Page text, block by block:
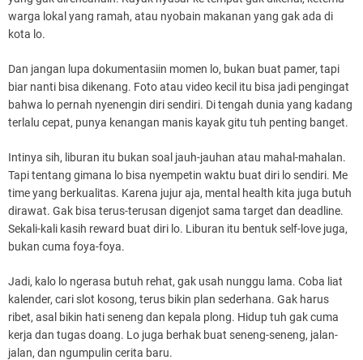
warga lokal yang ramah, atau nyobain makanan yang gak ada di
kota lo.
Dan jangan lupa dokumentasiin momen lo, bukan buat pamer, tapi
biar nanti bisa dikenang. Foto atau video kecil itu bisa jadi pengingat
bahwa lo pernah nyenengin diri sendiri. Di tengah dunia yang kadang
terlalu cepat, punya kenangan manis kayak gitu tuh penting banget.
Intinya sih, liburan itu bukan soal jauh-jauhan atau mahal-mahalan.
Tapi tentang gimana lo bisa nyempetin waktu buat diri lo sendiri. Me
time yang berkualitas. Karena jujur aja, mental health kita juga butuh
dirawat. Gak bisa terus-terusan digenjot sama target dan deadline.
Sekali-kali kasih reward buat diri lo. Liburan itu bentuk self-love juga,
bukan cuma foya-foya.
Jadi, kalo lo ngerasa butuh rehat, gak usah nunggu lama. Coba liat
kalender, cari slot kosong, terus bikin plan sederhana. Gak harus
ribet, asal bikin hati seneng dan kepala plong. Hidup tuh gak cuma
kerja dan tugas doang. Lo juga berhak buat seneng-seneng, jalan-
jalan, dan ngumpulin cerita baru.